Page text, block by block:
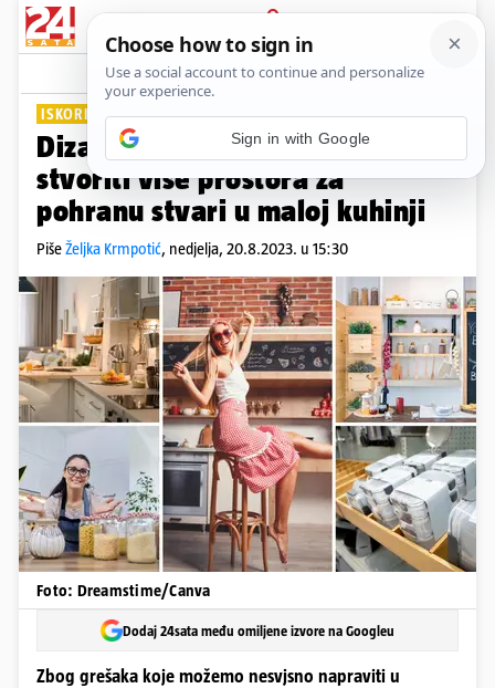
PRIJAVA
Lifestyle Komentari
ISKORISTITE SVAKI KUTAK
Dizajneri interijera otkrili kako
stvoriti više prostora za
pohranu stvari u maloj kuhinji
PišeŽeljka Krmpotić, nedjelja, 20.8.2023. u 15:30
Foto: Dreamstime/Canva
Dodaj 24sata među omiljene izvore na Googleu
Zbog grešaka koje možemo nesvjsno napraviti u
Sign in with Google